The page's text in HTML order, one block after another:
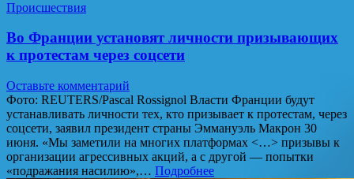
Происшествия
Во Франции установят личности призывающих
к протестам через соцсети
Оставьте комментарий
Фото: REUTERS/Pascal Rossignol Власти Франции будут
устанавливать личности тех, кто призывает к протестам, через
соцсети, заявил президент страны Эммануэль Макрон 30
июня. «Мы заметили на многих платформах <…> призывы к
организации агрессивных акций, а с другой — попытки
«подражания насилию»,… Подробнее